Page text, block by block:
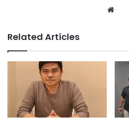
Related Articles